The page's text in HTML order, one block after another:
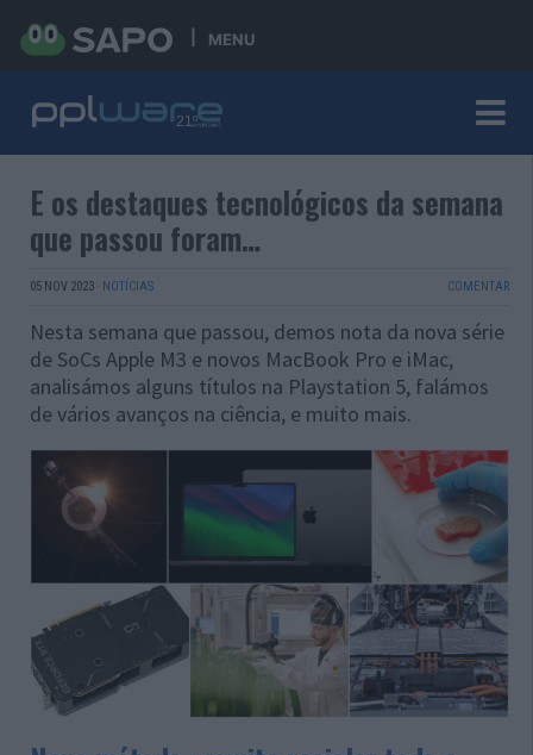
MENU
E os destaques tecnológicos da semana
que passou foram…
05 NOV 2023 · NOTÍCIAS COMENTAR
Nesta semana que passou, demos nota da nova série
de SoCs Apple M3 e novos MacBook Pro e iMac,
analisámos alguns títulos na Playstation 5, falámos
de vários avanços na ciência, e muito mais.